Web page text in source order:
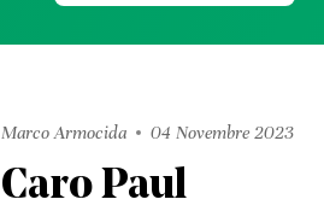
Marco Armocida 04 Novembre 2023
Caro Paul